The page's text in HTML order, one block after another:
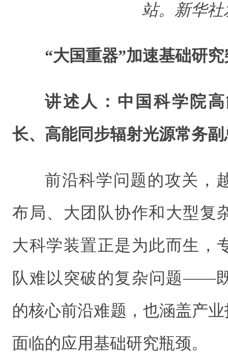
站。新华社
“大国重器”加速基础研
讲述人：中国科学院
长、高能同步辐射光源常务
前沿科学问题的攻关，
布局、大团队协作和大型复
大科学装置正是为此而生，
队难以突破的复杂问题——
的核心前沿难题，也涵盖产
面临的应用基础研究瓶颈。